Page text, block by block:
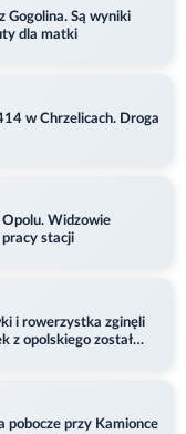
Gogolina. Są wyniki
dla matki
w Chrzelicach. Droga
Widzowie
pracy stacji
i rowerzystka zginęli
z opolskiego został
pobocze przy Kamionce